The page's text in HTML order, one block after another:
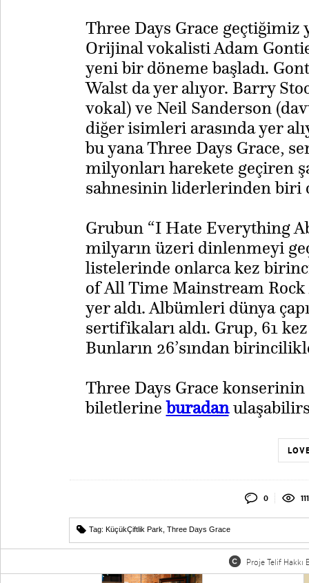
Three Days Grace geçtiğimiz
Orijinal vokalisti Adam
yeni bir döneme başladı.
Walst da yer alıyor. Barry
vokal) ve Neil Sanderson
diğer isimleri arasında yer
bu yana Three Days Grace,
milyonları harekete geçiren
sahnesinin liderlerinden biri
Grubun “I Hate Everything
milyarın üzeri dinlenmeyi
listelerinde onlarca kez
of All Time Mainstream
yer aldı. Albümleri dünya
sertifikaları aldı. Grup, 61
Bunların 26’sından
​Three Days Grace konserinin
biletlerineburadan
0
Tag: KüçükÇiftlik Park Three Days Grace
Proje Telif Hakkı